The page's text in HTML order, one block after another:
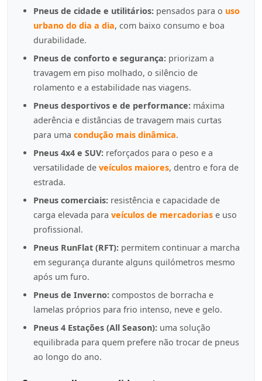
Pneus de cidade e utilitários: pensados para o uso
urbano do dia a dia, com baixo consumo e boa
durabilidade.
Pneus de conforto e segurança: priorizam a
travagem em piso molhado, o silêncio de
rolamento e a estabilidade nas viagens.
Pneus desportivos e de performance: máxima
aderência e distâncias de travagem mais curtas
para uma condução mais dinâmica.
Pneus 4x4 e SUV: reforçados para o peso e a
versatilidade de veículos maiores, dentro e fora de
estrada.
Pneus comerciais: resistência e capacidade de
carga elevada para veículos de mercadorias e uso
profissional.
Pneus RunFlat (RFT): permitem continuar a marcha
em segurança durante alguns quilómetros mesmo
após um furo.
Pneus de Inverno: compostos de borracha e
lamelas próprios para frio intenso, neve e gelo.
Pneus 4 Estações (All Season): uma solução
equilibrada para quem prefere não trocar de pneus
ao longo do ano.